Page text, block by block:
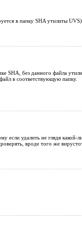
в папку SHA утилиты
SHA, без данного файла
в соответствующую папку.
если удалить не глядя какой-
вроде того же